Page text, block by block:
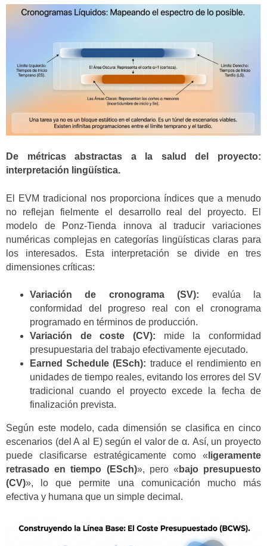
De métricas abstractas a la salud del proyecto:
interpretación lingüística.
El EVM tradicional nos proporciona índices que a menudo
no reflejan fielmente el desarrollo real del proyecto. El
modelo de Ponz-Tienda innova al traducir variaciones
numéricas complejas en categorías lingüísticas claras para
los interesados. Esta interpretación se divide en tres
dimensiones críticas:
Variación de cronograma (SV): evalúa la
conformidad del progreso real con el cronograma
programado en términos de producción.
Variación de coste (CV): mide la conformidad
presupuestaria del trabajo efectivamente ejecutado.
Earned Schedule (ESch): traduce el rendimiento en
unidades de tiempo reales, evitando los errores del SV
tradicional cuando el proyecto excede la fecha de
finalización prevista.
Según este modelo, cada dimensión se clasifica en cinco
escenarios (del A al E) según el valor de α. Así, un proyecto
puede clasificarse estratégicamente como « ligeramente
retrasado en tiempo (ESch)», pero « bajo presupuesto
(CV)», lo que permite una comunicación mucho más
efectiva y humana que un simple decimal.